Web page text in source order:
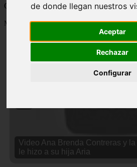
de donde llegan nuestros
Aceptar
Rechazar
Configurar
Cosas curiosas, curiosidades, noticias
Mostrando 1 - 24 de 2833 artículos
Video Ana Brenda Contreras y
le hizo a su hija Aria